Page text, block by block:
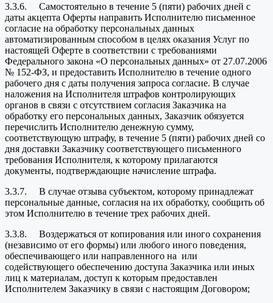
3.3.6. Самостоятельно в течение 5 (пяти) рабочих дней с
даты акцепта Оферты направить Исполнителю письменное
согласие на обработку персональных данных
автоматизированным способом в целях оказания Услуг по
настоящей Оферте в соответствии с требованиями
Федерального закона «О персональных данных» от 27.07.2006
№ 152-ФЗ, и предоставить Исполнителю в течение одного
рабочего дня с даты получения запроса согласие. В случае
наложения на Исполнителя штрафов контролирующих
органов в связи с отсутствием согласия Заказчика на
обработку его персональных данных, Заказчик обязуется
перечислить Исполнителю денежную сумму,
соответствующую штрафу, в течение 5 (пяти) рабочих дней со
дня доставки Заказчику соответствующего письменного
требования Исполнителя, к которому прилагаются
документы, подтверждающие начисление штрафа.
3.3.7. В случае отзыва субъектом, которому принадлежат
персональные данные, согласия на их обработку, сообщить об
этом Исполнителю в течение трех рабочих дней.
3.3.8. Воздержаться от копирования или иного сохранения
(независимо от его формы) или любого иного поведения,
обеспечивающего или направленного на или
содействующего обеспечению доступа Заказчика или иных
лиц к материалам, доступ к которым предоставлен
Исполнителем Заказчику в связи с настоящим Договором;